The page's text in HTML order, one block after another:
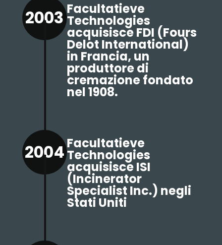
2003 Facultatieve
Technologies
acquisisce FDI (Fours
Delot International)
in Francia, un
produttore di
cremazione fondato
nel 1908.
2004 Facultatieve
Technologies
acquisisce ISI
(Incinerator
Specialist Inc.) negli
Stati Uniti